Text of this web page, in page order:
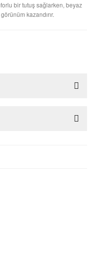
bir tutuş sağlarken, beyaz
kazandırır.